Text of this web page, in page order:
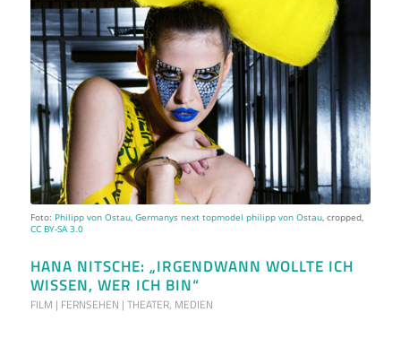
Foto: Philipp von Ostau, Germanys next topmodel philipp von Ostau, cropped,
CC BY-SA 3.0
HANA NITSCHE: „IRGENDWANN WOLLTE ICH
WISSEN, WER ICH BIN“
FILM | FERNSEHEN | THEATER, MEDIEN